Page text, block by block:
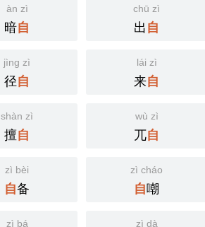
àn zì
暗自
chū zì
出自
jìng zì
径自
lái zì
来自
shàn zì
擅自
wù zì
兀自
zì bèi
自备
zì cháo
自嘲
zì bá zì dà